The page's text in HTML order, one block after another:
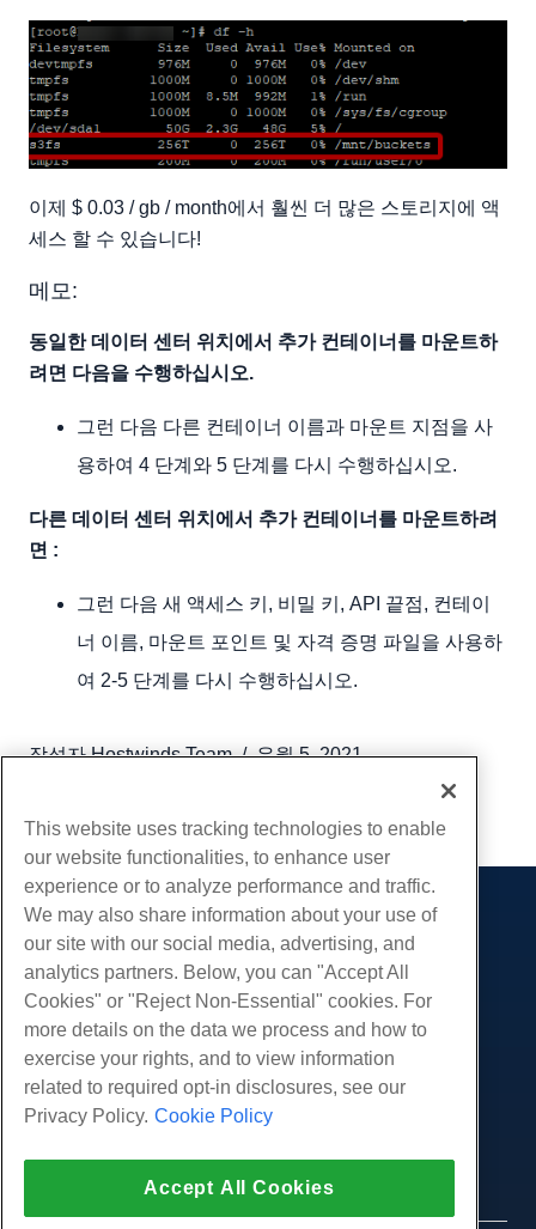
이제 $ 0.03 / gb / month에서 훨씬 더 많은 스토리지에 액
세스 할 수 있습니다!
메모:
동일한 데이터 센터 위치에서 추가 컨테이너를 마운트하
려면 다음을 수행하십시오.
그런 다음 다른 컨테이너 이름과 마운트 지점을 사
용하여 4 단계와 5 단계를 다시 수행하십시오.
다른 데이터 센터 위치에서 추가 컨테이너를 마운트하려
면 :
그런 다음 새 액세스 키, 비밀 키, API 끝점, 컨테이
너 이름, 마운트 포인트 및 자격 증명 파일을 사용하
여 2-5 단계를 다시 수행하십시오.
작성자 Hostwinds Team/유월 5, 2021
제품
웹 호스팅
비즈니스 호스팅
리셀러 호스팅
화이트 라벨 리셀러
관리되는 리눅스 VPS
관리되지 않는 리눅스 VPS
관리 창 VPS
관리되지 않는 Windows VPS
서비스
웹 사이트 마이그레이션
커뮤니티
제품 문서
회사
회사 소개
프레스
적법한
우리와 함께 라이브 채팅
This website uses tracking technologies to enable
our website functionalities, to enhance user
experience or to analyze performance and traffic.
We may also share information about your use of
our site with our social media, advertising, and
analytics partners. Below, you can "Accept All
Cookies" or "Reject Non-Essential" cookies. For
more details on the data we process and how to
exercise your rights, and to view information
related to required opt-in disclosures, see our
Privacy Policy. Cookie Policy
Accept All Cookies